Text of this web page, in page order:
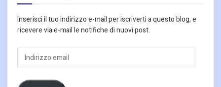
Inserisci il tuo indirizzo e-mail per iscriverti a questo blog, e
ricevere via e-mail le notifiche di nuovi post.
Indirizzo
email